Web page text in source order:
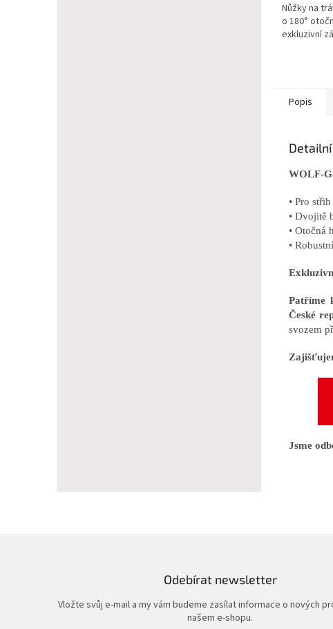
Nůžky na
o 180°
exkluzivní
Popis
WOLF-
• Pro
• Dvojitě
• Otočná
•
Patříme
České
svozem
Jsme
Odebírat newsletter
Vložte svůj e-mail a my vám budeme zasílat informace o nových
našem e-shopu.